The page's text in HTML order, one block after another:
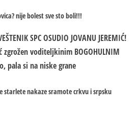
nije bolest sve sto boli!!!
SPC OSUDIO JOVANU JEREMIĆ!
zgrožen voditeljkinim BOGOHULNIM
pala si na niske grane
starlete nakaze sramote crkvu i srpsku